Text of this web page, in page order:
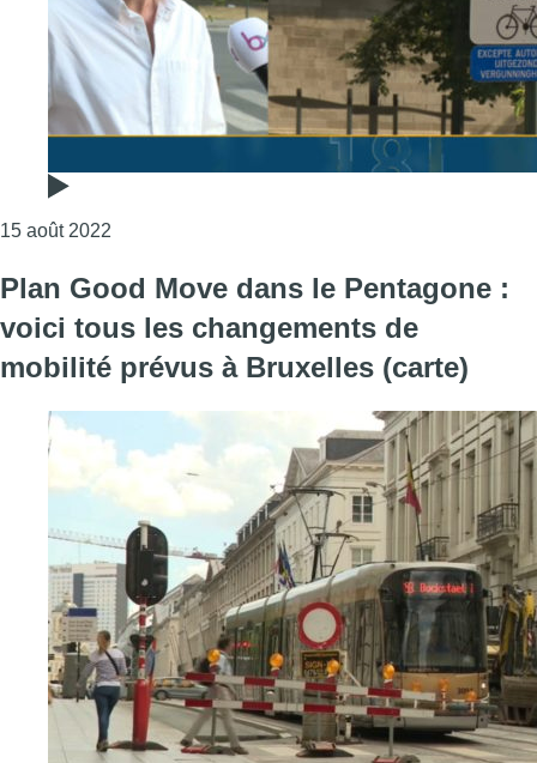
15 août 2022
Plan Good Move dans le Pentagone :
voici tous les changements de
mobilité prévus à Bruxelles (carte)